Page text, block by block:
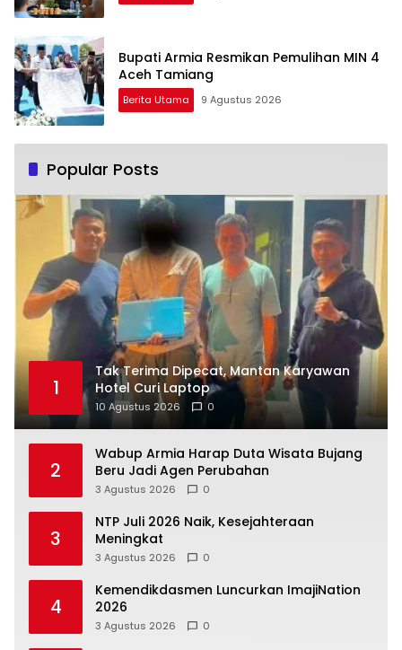
Bupati Armia Resmikan Pemulihan MIN 4
Aceh Tamiang
Berita Utama 9 Agustus 2026
Popular Posts
1
Tak Terima Dipecat, Mantan Karyawan
Hotel Curi Laptop
10 Agustus 2026 0
2
Wabup Armia Harap Duta Wisata Bujang
Beru Jadi Agen Perubahan
3 Agustus 2026 0
3
NTP Juli 2026 Naik, Kesejahteraan
Meningkat
3 Agustus 2026 0
4
Kemendikdasmen Luncurkan ImajiNation
2026
3 Agustus 2026 0